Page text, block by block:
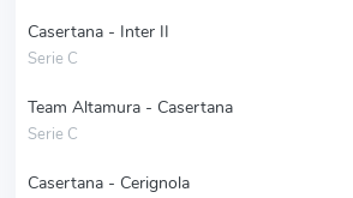
Casertana - Inter II
Serie C
Team Altamura - Casertana
Serie C
Casertana - Cerignola